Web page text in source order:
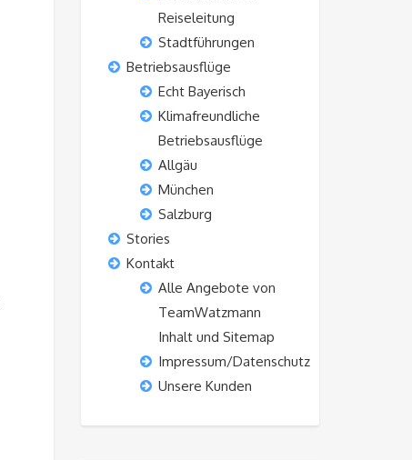
Reiseleitung
Stadtführungen
Betriebsausflüge
Echt Bayerisch
Klimafreundliche
Betriebsausflüge
Allgäu
München
Salzburg
Stories
Kontakt
Alle Angebote von
TeamWatzmann
Inhalt und Sitemap
Impressum/Datenschutz
Unsere Kunden